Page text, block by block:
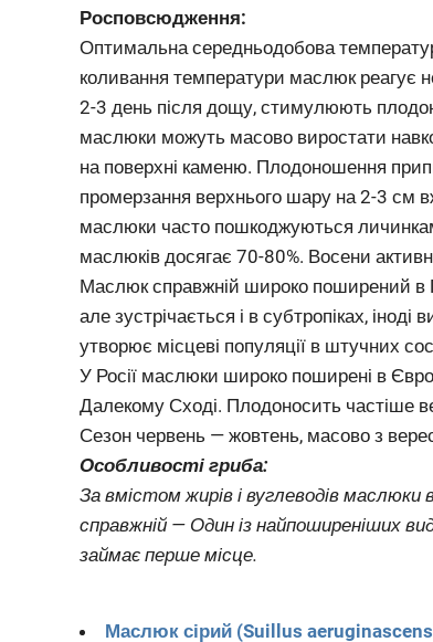
Росповсюдження:
Оптимальна середньодобова
коливання температури маслюк реагує
2-3 день після дощу, стимулюють
маслюки можуть масово виростати
на поверхні каменю. Плодоношення
промерзання верхнього шару на 2-3 см
маслюки часто пошкоджуються
маслюків досягає 70-80%. Восени
Маслюк справжній широко поширений в
але зустрічається і в субтропіках,
утворює місцеві популяції в штучних
У Росії маслюки широко поширені в
Далекому Сході. Плодоносить частіше
Сезон червень — жовтень, масово з
Особливості гриба:
За вмістом жирів і вуглеводів
справжній — Один із найпоширеніших
займає перше місце.
Маслюк сірий (Suillus